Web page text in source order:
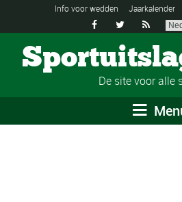
Info voor wedden Jaarkalender
  
De site voor alle